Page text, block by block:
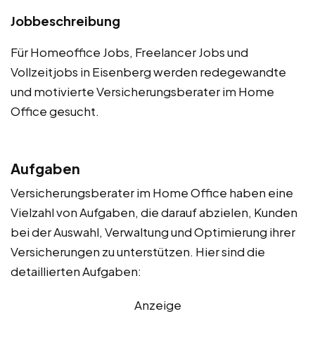
Jobbeschreibung
Für Homeoffice Jobs, Freelancer Jobs und
Vollzeitjobs in Eisenberg werden redegewandte
und motivierte Versicherungsberater im Home
Office gesucht.
Aufgaben
Versicherungsberater im Home Office haben eine
Vielzahl von Aufgaben, die darauf abzielen, Kunden
bei der Auswahl, Verwaltung und Optimierung ihrer
Versicherungen zu unterstützen. Hier sind die
detaillierten Aufgaben:
Anzeige